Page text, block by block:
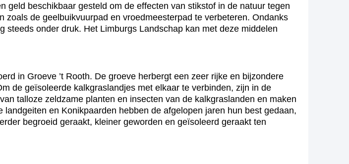
geld beschikbaar gesteld om de effecten van stikstof in de natuur tegen
de geelbuikvuurpad en vroedmeesterpad te verbeteren. Ondanks
onder druk. Het Limburgs Landschap kan met deze middelen
in Groeve ’t Rooth. De groeve herbergt een zeer rijke en bijzondere
de geïsoleerde kalkgraslandjes met elkaar te verbinden, zijn in de
talloze zeldzame planten en insecten van de kalkgraslanden en maken
en Konikpaarden hebben de afgelopen jaren hun best gedaan,
begroeid geraakt, kleiner geworden en geïsoleerd geraakt ten